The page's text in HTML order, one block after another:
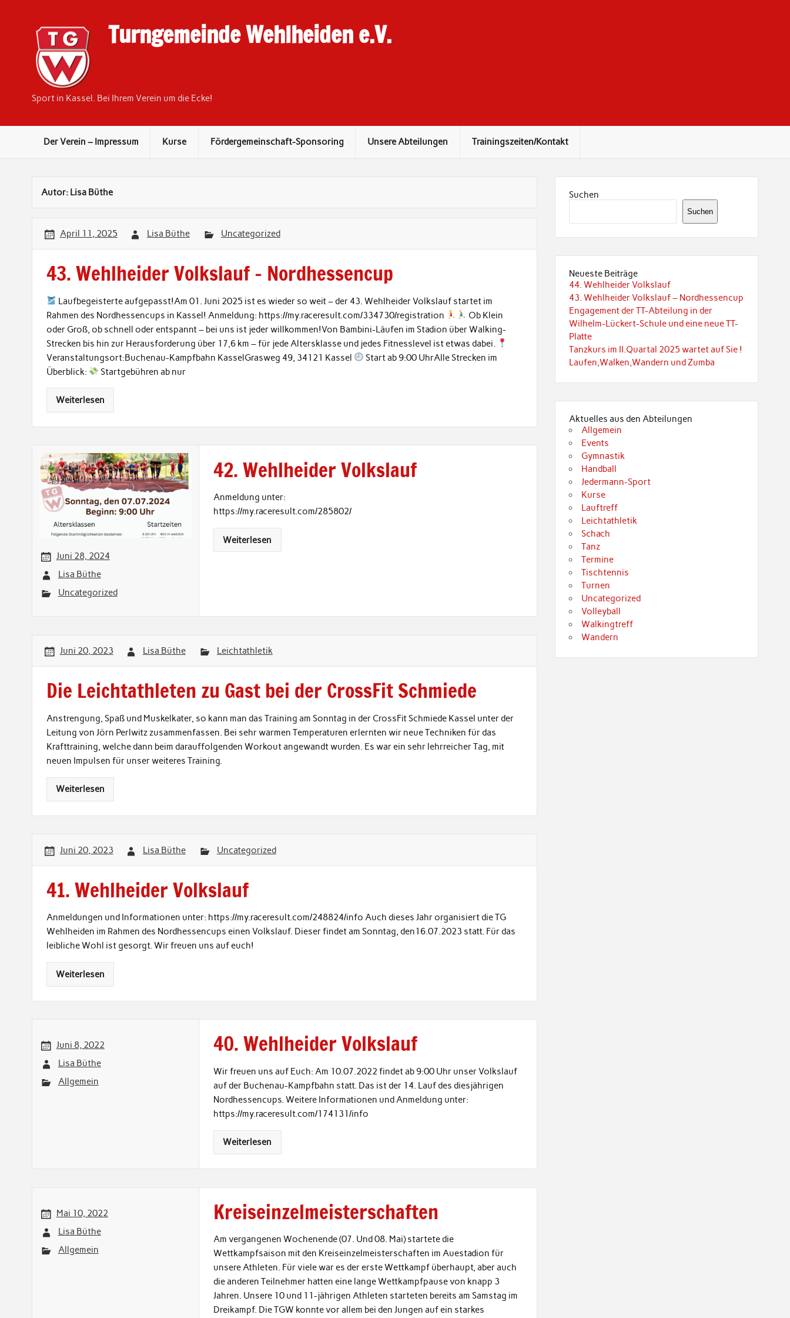
Turngemeinde Wehlheiden e.V.
Sport in Kassel. Bei Ihrem Verein um die Ecke!
Der Verein – Impressum Kurse Fördergemeinschaft-Sponsoring Unsere Abteilungen Trainingszeiten/Kontakt
Autor: Lisa Büthe
April 11, 2025 Lisa Büthe Uncategorized
43. Wehlheider Volkslauf – Nordhessencup
Laufbegeisterte aufgepasst!Am 01. Juni 2025 ist es wieder so weit – der 43. Wehlheider Volkslauf startet im
Rahmen des Nordhessencups in Kassel! Anmeldung: https://my.raceresult.com/334730/registration
Ob Klein
oder Groß, ob schnell oder entspannt – bei uns ist jeder willkommen!Von Bambini-Läufen im Stadion über Walking-
Strecken bis hin zur Herausforderung über 17,6 km – für jede Altersklasse und jedes Fitnesslevel ist etwas dabei.
Veranstaltungsort:Buchenau-Kampfbahn KasselGrasweg 49, 34121 Kassel
Start ab 9:00 UhrAlle Strecken im
Überblick:
Startgebühren ab nur
Weiterlesen
Juni 28, 2024
Lisa Büthe
Uncategorized
42. Wehlheider Volkslauf
Anmeldung unter:
https://my.raceresult.com/285802/
Weiterlesen
Juni 20, 2023 Lisa Büthe Leichtathletik
Die Leichtathleten zu Gast bei der CrossFit Schmiede
Anstrengung, Spaß und Muskelkater, so kann man das Training am Sonntag in der CrossFit Schmiede Kassel unter der
Leitung von Jörn Perlwitz zusammenfassen. Bei sehr warmen Temperaturen erlernten wir neue Techniken für das
Krafttraining, welche dann beim darauffolgenden Workout angewandt wurden. Es war ein sehr lehrreicher Tag, mit
neuen Impulsen für unser weiteres Training.
Weiterlesen
Juni 20, 2023 Lisa Büthe Uncategorized
41. Wehlheider Volkslauf
Anmeldungen und Informationen unter: https://my.raceresult.com/248824/info Auch dieses Jahr organisiert die TG
Wehlheiden im Rahmen des Nordhessencups einen Volkslauf. Dieser findet am Sonntag, den16.07.2023 statt. Für das
leibliche Wohl ist gesorgt. Wir freuen uns auf euch!
Weiterlesen
Juni 8, 2022
Lisa Büthe
Allgemein
40. Wehlheider Volkslauf
Wir freuen uns auf Euch: Am 10.07.2022 findet ab 9:00 Uhr unser Volkslauf
auf der Buchenau-Kampfbahn statt. Das ist der 14. Lauf des diesjährigen
Nordhessencups. Weitere Informationen und Anmeldung unter:
https://my.raceresult.com/174131/info
Weiterlesen
Mai 10, 2022
Lisa Büthe
Allgemein
Kreiseinzelmeisterschaften
Am vergangenen Wochenende (07. Und 08. Mai) startete die
Wettkampfsaison mit den Kreiseinzelmeisterschaften im Auestadion für
unsere Athleten. Für viele war es der erste Wettkampf überhaupt, aber auch
die anderen Teilnehmer hatten eine lange Wettkampfpause von knapp 3
Jahren. Unsere 10 und 11-jährigen Athleten starteten bereits am Samstag im
Dreikampf. Die TGW konnte vor allem bei den Jungen auf ein starkes
Suchen
Suchen
Neueste Beiträge
44. Wehlheider Volkslauf
43. Wehlheider Volkslauf – Nordhessencup
Engagement der TT-Abteilung in der
Wilhelm-Lückert-Schule und eine neue TT-
Platte
Tanzkurs im II.Quartal 2025 wartet auf Sie !
Laufen,Walken,Wandern und Zumba
Aktuelles aus den Abteilungen
Allgemein
Events
Gymnastik
Handball
Jedermann-Sport
Kurse
Lauftreff
Leichtathletik
Schach
Tanz
Termine
Tischtennis
Turnen
Uncategorized
Volleyball
Walkingtreff
Wandern